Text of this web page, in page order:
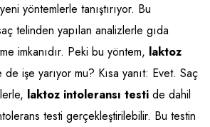
yöntemlerle tanıştırıyor. Bu
telinden yapılan analizlerle gıda
imkanıdır. Peki bu yöntem, laktoz
işe yarıyor mu? Kısa yanıt: Evet. Saç
laktoz intoleransı testi de dahil
testi gerçekleştirilebilir. Bu testin